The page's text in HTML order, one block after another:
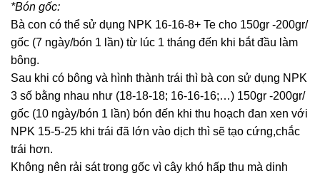
*Bón gốc:
Bà con có thể sử dụng NPK 16-16-8+ Te cho 150gr -200gr/
gốc (7 ngày/bón 1 lần) từ lúc 1 tháng đến khi bắt đầu làm
bông.
Sau khi có bông và hình thành trái thì bà con sử dụng NPK
3 số bằng nhau như (18-18-18; 16-16-16;…) 150gr -200gr/
gốc (10 ngày/bón 1 lần) bón đến khi thu hoạch đan xen với
NPK 15-5-25 khi trái đã lớn vào dịch thì sẽ tạo cứng,chắc
trái hơn.
Không nên rải sát trong gốc vì cây khó hấp thu mà dinh